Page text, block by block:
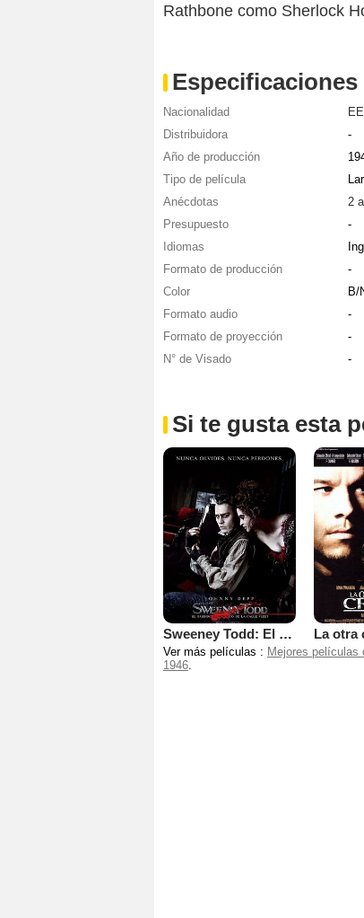
Rathbone como Sherlock
Nacionalidad
Distribuidora
-
Año de producción
Tipo de película
Anécdotas
2
Presupuesto
-
Idiomas
Formato de producción
-
Color
B/
Formato audio
-
Formato de proyección
-
N° de Visado
-
Si te gusta esta
Sweeney Todd: El barbero diabólico de la calle Fleet
Ver más películas : Mejores películas
1946